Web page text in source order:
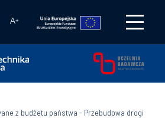
A+
z budżetu państwa - Przebudowa drogi